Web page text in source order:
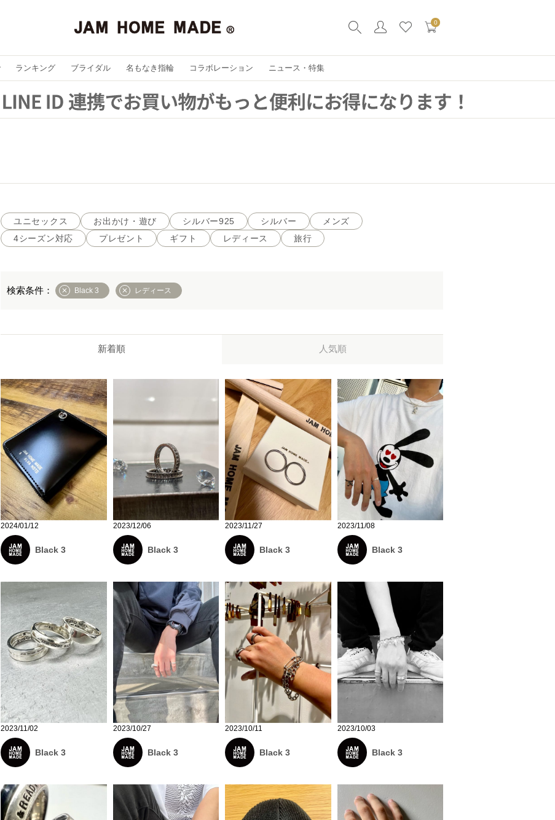
0
ランキング ブライダル 名もなき指輪 コラボレーション ニュース・特集
ユニセックス お出かけ・遊び シルバー925 シルバー
メンズ
4シーズン対応
プレゼント ギフト レディース 旅行
Black 3 レディース
新着順 人気順
2024/01/12
Black 3
2023/12/06
Black 3
2023/11/27
Black 3
2023/11/08
Black 3
2023/11/02
Black 3
2023/10/27
Black 3
2023/10/11
Black 3
2023/10/03
Black 3